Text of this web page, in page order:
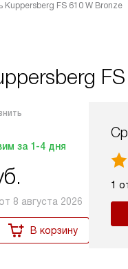
Kuppersberg FS 610 W Bronze
за 1-4 дня
8 августа 2026
В корзину
1